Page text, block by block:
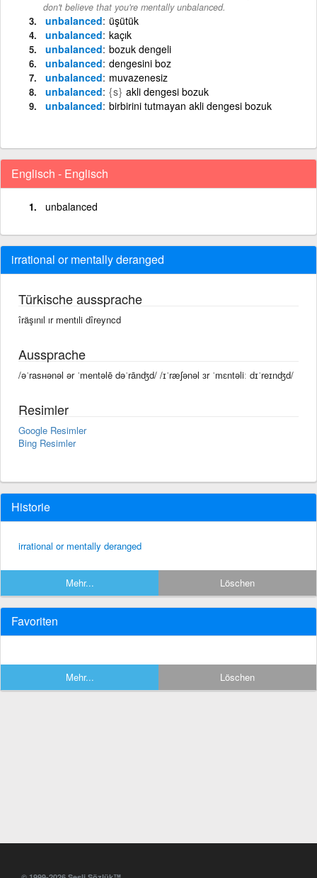
don't believe that you're mentally unbalanced.
unbalanced üşütük
unbalanced kaçık
unbalanced bozuk dengeli
unbalanced dengesini boz
unbalanced muvazenesiz
unbalanced {s} akli dengesi bozuk
unbalanced birbirini tutmayan akli dengesi bozuk
Englisch - Englisch
unbalanced
irrational or mentally deranged
Türkische aussprache
îräşınıl ır mentıli dîreyncd
Aussprache
/əˈrasʜənəl ər ˈmentəlē dəˈrānʤd/ /ɪˈræʃənəl ɜr ˈmɛntəliː dɪˈreɪnʤd/
Resimler
Google Resimler
Bing Resimler
Historie
irrational or mentally deranged
Mehr... Löschen
Favoriten
Mehr... Löschen